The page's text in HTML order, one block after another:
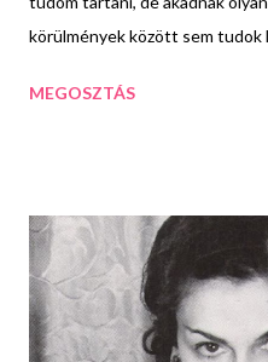
körülmények között sem tudok
könnyű ajándékot venni. Elég
illatúakat imádom, a virágossal
kergetni a világból. Azok nem
szintetikusnak hat számomra.
a szabályt vezette be, hogy
MEGOSZTÁS